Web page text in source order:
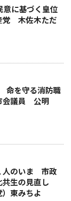
に基づく皇位
木佐木ただ
命を守る消防職
会議員 公明
人のいま 市政
生の見直し
東みちよ